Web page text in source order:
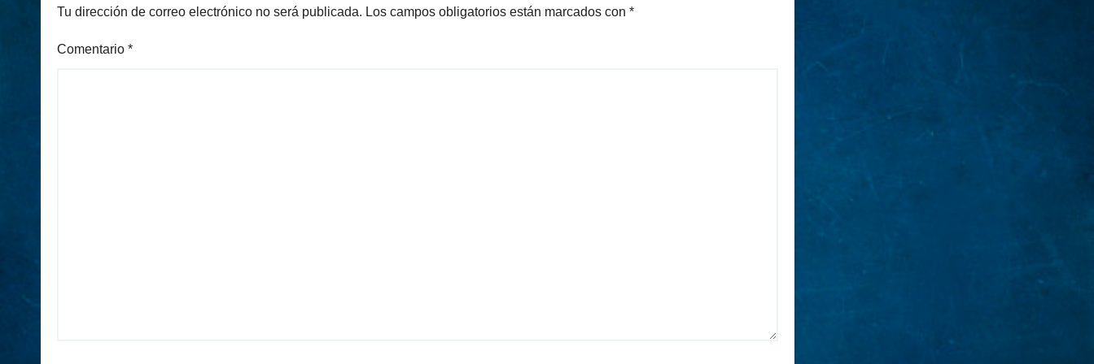
Tu dirección de correo electrónico no será publicada. Los campos obligatorios están marcados con *
Comentario *